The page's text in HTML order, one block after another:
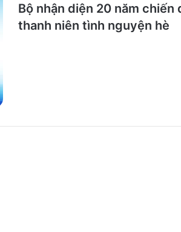
Bộ nhận diện 20 năm chiến
thanh niên tình nguyện hè